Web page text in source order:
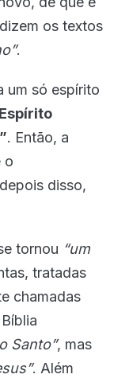
os textos
.
um só espírito
. Então, a
o
disso,
tornou “um
tratadas
chamadas
Santo”, mas
. Além